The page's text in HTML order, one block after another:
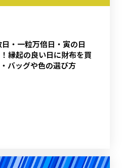
・一粒万倍日・寅の日
縁起の良い日に財布を買
バッグや色の選び方